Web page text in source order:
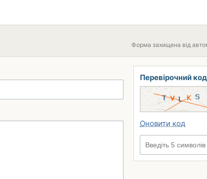
Форма захищена від
Перевірочний код
Оновити код